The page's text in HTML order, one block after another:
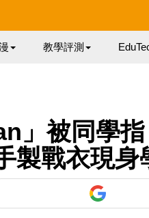
教學評測
」被同學
製戰衣現身